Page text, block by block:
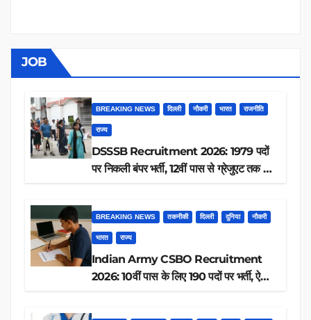
JOB
BREAKING NEWS दिल्ली नौकरी भारत राजनीति
राज्य
DSSSB Recruitment 2026: 1979 पदों
पर निकली बंपर भर्ती, 12वीं पास से ग्रेजुएट तक करें
BREAKING NEWS तकनीकी दिल्ली दुनिया नौकरी
भारत राज्य
Indian Army CSBO Recruitment
2026: 10वीं पास के लिए 190 पदों पर भर्ती, ऐसे